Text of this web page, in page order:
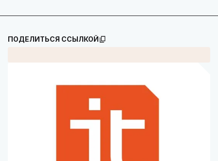
ПОДЕЛИТЬСЯ ССЫЛКОЙ